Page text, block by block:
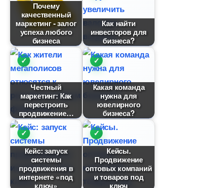
Почему
качественный
маркетинг - зало
успеха любого
изнеса
Как найти
инвесторов для
изнеса?
Честный
маркетинг: Как
перестроить
продвижение
Какая команда
нужна для
ювелирного
изнеса?
Кейс: запуск
системы
продвижения
интернете «под
ключ»
Кейсы.
Продвижение
оптовых компаний
и товаров под
ключ